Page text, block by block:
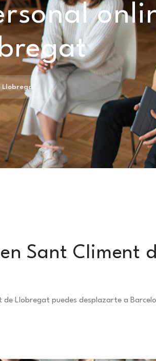
Sant Climent
Llobregat puedes desplazarte a